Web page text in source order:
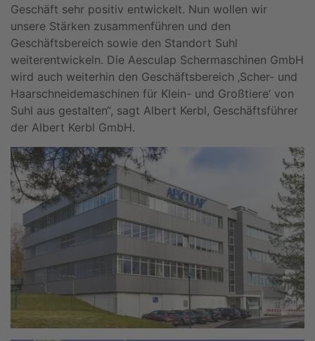
Geschäft sehr positiv entwickelt. Nun wollen wir
unsere Stärken zusammenführen und den
Geschäftsbereich sowie den Standort Suhl
weiterentwickeln. Die Aesculap Schermaschinen GmbH
wird auch weiterhin den Geschäftsbereich ‚Scher- und
Haarschneidemaschinen für Klein- und Großtiere‘ von
Suhl aus gestalten“, sagt Albert Kerbl, Geschäftsführer
der Albert Kerbl GmbH.